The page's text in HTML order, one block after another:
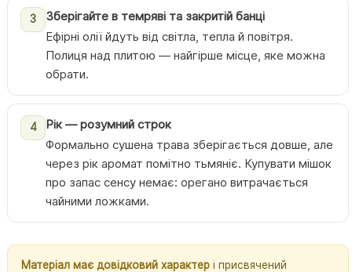
3
Зберігайте в темряві та закритій банці
Ефірні олії йдуть від світла, тепла й повітря.
Полиця над плитою — найгірше місце, яке можна
обрати.
4
Рік — розумний строк
Формально сушена трава зберігається довше, але
через рік аромат помітно тьмяніє. Купувати мішок
про запас сенсу немає: орегано витрачається
чайними ложками.
Матеріал має довідковий характер і присвячений